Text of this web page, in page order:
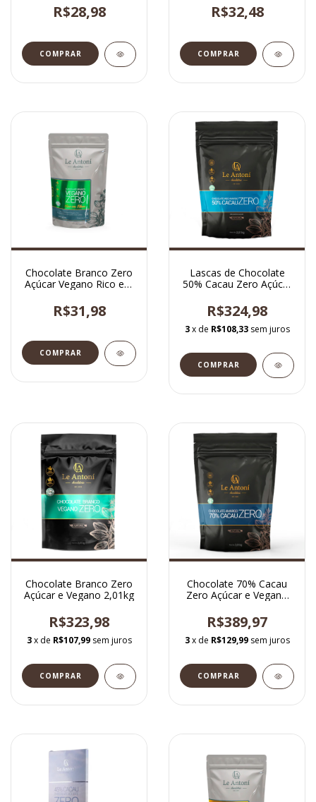
Antoní
R$28,98 R$32,48
Chocolate Branco Zero
Açúcar Vegano Rico em
R$31,98
Lascas de Chocolate
50% Cacau Zero Açúcar
R$324,98
3 x de R$108,33 sem juros
Chocolate Branco Zero
Açúcar e Vegano 2,01kg
R$323,98
3 x de R$107,99 sem juros
Chocolate 70% Cacau
Zero Açúcar e Vegano
R$389,97
3 x de R$129,99 sem juros